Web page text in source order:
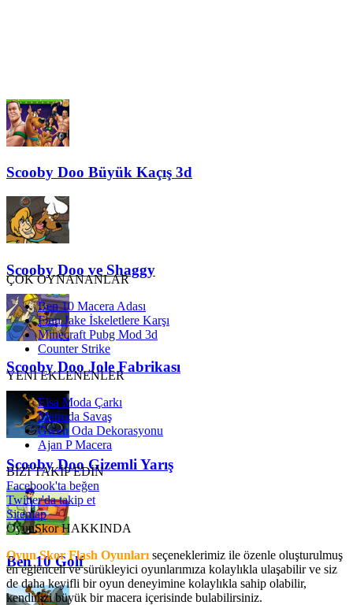
Scooby Doo Büyük Kaçış 3d
Scooby Doo ve Shaggy
Scooby Doo Jole Fabrikası
Scooby Doo Gizemli Yarış
Ben 10 Golf
ÇOK OYNANANLAR
Ben 10 Macera Adası
Finn Jake İskeletlere Karşı
Minecraft Pubg Mod 3d
Counter Strike
YENİ EKLENENLER
Elsa Moda Çarkı
Metroda Savaş
Gwen Oda Dekorasyonu
Ajan P Macera
BİZİ TAKİP EDİN
Facebook'ta beğen
Twitter'da takip et
Sitemap
OyunSkor HAKKINDA
Oyun Skor Flash Oyunları seçeneklerimiz ile özenle oluşturulmuş
en eğlenceli ve sürükleyici oyunlarımıza kolaylıkla ulaşabilir ve siz
de daha keyifli bir oyun deneyimine kolaylıkla sahip olabilir,
kendinizi büyük bir macera içerisinde bulabilirsiniz.